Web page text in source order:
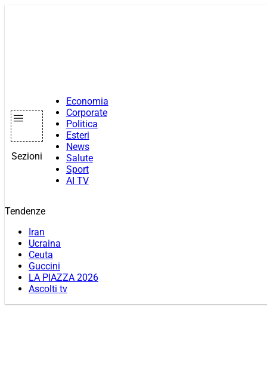
Sezioni
Economia
Corporate
Politica
Esteri
News
Salute
Sport
AI TV
Tendenze
Iran
Ucraina
Ceuta
Guccini
LA PIAZZA 2026
Ascolti tv